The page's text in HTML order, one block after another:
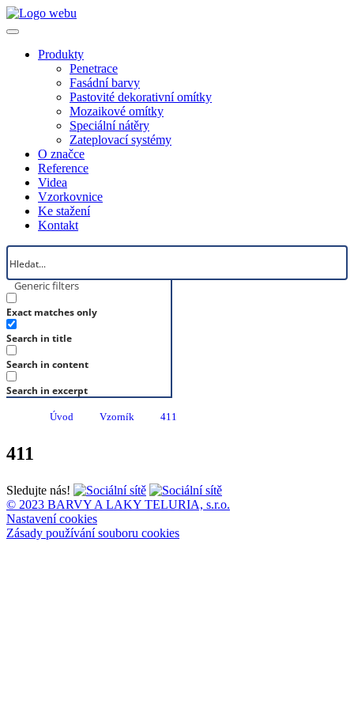
Produkty
Penetrace
Fasádní barvy
Pastovité dekorativní omítky
Mozaikové omítky
Speciální nátěry
Zateplovací systémy
O značce
Reference
Videa
Vzorkovnice
Ke stažení
Kontakt
Generic filters
Exact matches only
Search in title
Search in content
Search in excerpt
Úvod Vzorník 411
411
Sledujte nás!
© 2023 BARVY A LAKY TELURIA, s.r.o.
Nastavení cookies
Zásady používání souboru cookies